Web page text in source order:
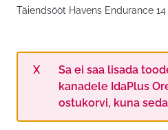
Täiendsööt Havens Endurance
Sa ei saa lisada
kanadele IdaPlus
ostukorvi, kuna